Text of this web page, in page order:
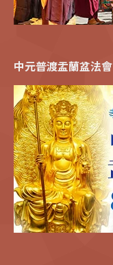
中元普渡盂蘭盆法會